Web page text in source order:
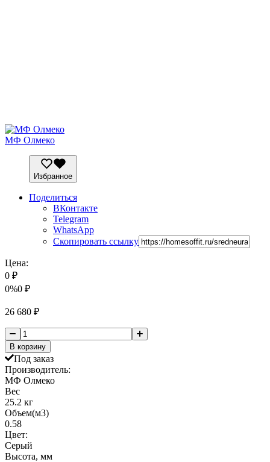
МФ Олмеко
Избранное
Поделиться
ВКонтакте
Telegram
WhatsApp
Скопировать ссылку
Цена:
0 ₽
0%0 ₽
26 680 ₽
В корзину
Под заказ
Производитель:
МФ Олмеко
Вес
25.2 кг
Объем(м3)
0.58
Цвет:
Серый
Высота, мм